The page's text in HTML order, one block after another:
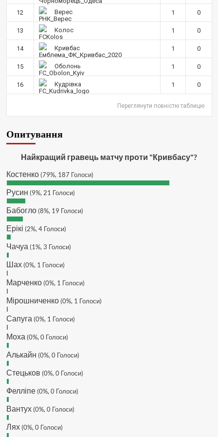
орієнтовно 19 жовтня
Hatsyk:SVAT, не можу дочекатись
початку сезону
SVAT :
Hatsyk, Куди можна
написати в особисті пару питань/
зауважень/ покращень по сайту? І
чи можна на сайт скинути криптою
ltc?
зараз скину.
SVAT :
завтра напишу в інстаграм
Hatsyk :SVAT, без проблем
кинув в ТГ
DJGycle : Tamada
Makiavelli :
Makiavelli :
MaRiO :Трансфери такі шо слів
провалу 🙁
Hatsyk:Makiavelli, вітаємо на
буде ще активніший з часом)
Hatsyk:Та Кузик ще ок, а
перспективи, хз хз
трансляцію товарняка з Минаєм
https://www.youtube.com/live/Qb1ebGeOfZ8?
si=GU46Q4zlJQd2L-W8
Hatsyk:А ще на сайті триває
посилання?
вставляєш лінк на свій профіль)
12 Верес 1 0
13 Колос 1 0
14 Кривбас 1 0
15 Оболонь 1 0
16 Кудрівка 1 0
Переглянути повністю таблицю
Опитування
Найкращий гравець матчу проти "Кривбасу"?
Костенко (79%, 187 Голоси)
Русин (9%, 21 Голоси)
Бабогло (8%, 19 Голоси)
Ерікі (2%, 4 Голоси)
Чачуа (1%, 3 Голоси)
Шах (0%, 1 Голоси)
Марченко (0%, 1 Голоси)
Мірошниченко (0%, 1 Голоси)
Сапуга (0%, 1 Голоси)
Моха (0%, 0 Голоси)
Алькайн (0%, 0 Голоси)
Стецьков (0%, 0 Голоси)
Фелліпе (0%, 0 Голоси)
Вантух (0%, 0 Голоси)
Лях (0%, 0 Голоси)